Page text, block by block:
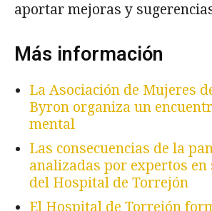
aportar mejoras y
Más información
La Asociación de Mujeres
Byron organiza un
mental
Las consecuencias de la
analizadas por expertos
del Hospital de Torrejón
El Hospital de Torrejón